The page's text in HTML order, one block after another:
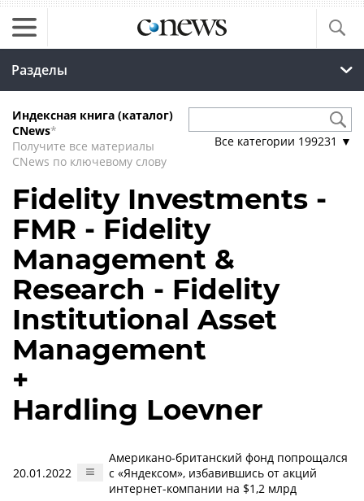
Разделы
Индексная книга (каталог)
CNews*
Получите все материалы
CNews по ключевому слову
Все категории 199231 ▼
Fidelity Investments -
FMR - Fidelity
Management &
Research - Fidelity
Institutional Asset
Management
+
Hardling Loevner
20.01.2022
Американо-британский фонд попрощался
с «Яндексом», избавившись от акций
интернет-компании на $1,2 млрд